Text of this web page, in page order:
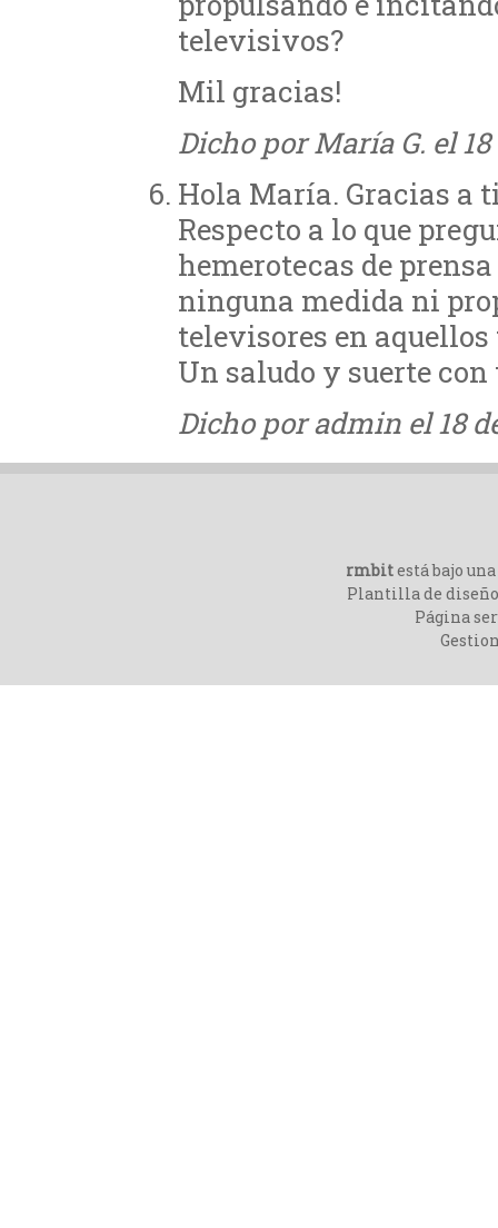
televisivos?
Mil gracias!
Dicho por María G. el
Hola María. Gracias a
Respecto a lo que
hemerotecas de
ninguna medida ni
televisores en
Un saludo y suerte con
Dicho por admin el 18
rmbitestá bajo una
Plantilla de
Página